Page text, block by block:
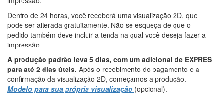
Dentro de 24 horas, você receberá uma visualização 2D, que
pode ser alterada gratuitamente. Não se esqueça de que o
pedido também deve incluir a tenda na qual você deseja fazer a
impressão.
A produção padrão leva 5 dias, com um adicional de EXPRES
para até 2 dias úteis. Após o recebimento do pagamento e a
confirmação da visualização 2D, começamos a produção.
Modelo para sua própria visualização (opcional).